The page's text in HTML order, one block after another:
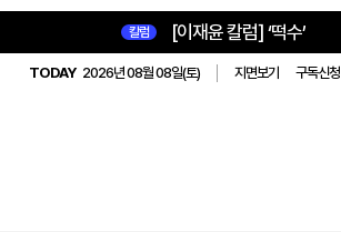
칼럼 [이재윤 칼럼] ‘떡수’
TODAY 2026년 08월 08일(토) 지면보기 구독신청